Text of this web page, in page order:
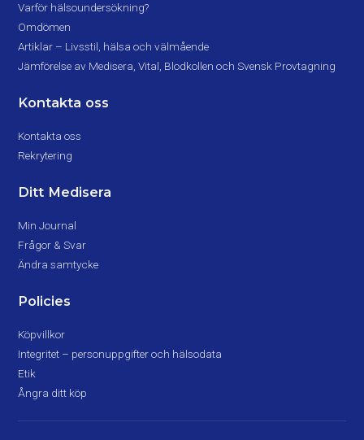
Varför hälsoundersökning?
Omdömen
Artiklar – Livsstil, hälsa och välmående
Jämförelse av Medisera, Vital, Blodkollen och Svensk Provtagning
Kontakta oss
Kontakta oss
Rekrytering
Ditt Medisera
Min Journal
Frågor & Svar
Ändra samtycke
Policies
Köpvillkor
Integritet – personuppgifter och hälsodata
Etik
Ångra ditt köp